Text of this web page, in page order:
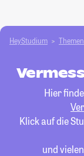
HeyStudium
Hier
Klick auf die
und